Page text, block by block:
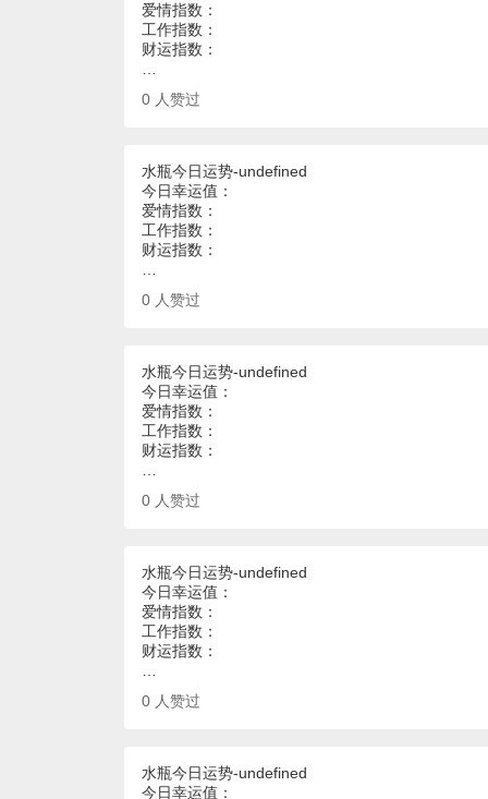
爱情指数：
工作指数：
财运指数：
0 人赞过
水瓶今日运势-undefined
今日幸运值：
爱情指数：
工作指数：
财运指数：
0 人赞过
水瓶今日运势-undefined
今日幸运值：
爱情指数：
工作指数：
财运指数：
0 人赞过
水瓶今日运势-undefined
今日幸运值：
爱情指数：
工作指数：
财运指数：
0 人赞过
水瓶今日运势-undefined
今日幸运值：